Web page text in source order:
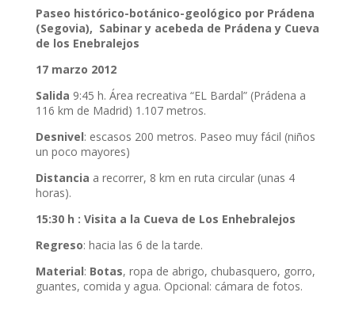
Paseo histórico-botánico-geológico por Prádena
(Segovia), Sabinar y acebeda de Prádena y Cueva
de los Enebralejos
17 marzo 2012
Salida 9:45 h. Área recreativa “EL Bardal” (Prádena a
116 km de Madrid) 1.107 metros.
Desnivel: escasos 200 metros. Paseo muy fácil (niños
un poco mayores)
Distancia a recorrer, 8 km en ruta circular (unas 4
horas).
15:30 h : Visita a la Cueva de Los Enhebralejos
Regreso: hacia las 6 de la tarde.
Material: Botas, ropa de abrigo, chubasquero, gorro,
guantes, comida y agua. Opcional: cámara de fotos.